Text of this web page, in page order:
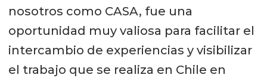
nosotros como CASA, fue una
oportunidad muy valiosa para facilitar el
intercambio de experiencias y visibilizar
el trabajo que se realiza en Chile en